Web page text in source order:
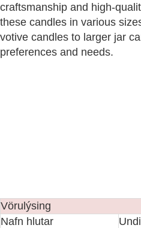
craftsmanship and high-
these candles in various
votive candles to larger jar
preferences and needs.
Vörulýsing
Nafn hlutar